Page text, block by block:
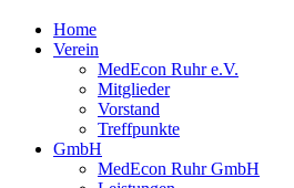
Home
Verein
MedEcon Ruhr e.V.
Mitglieder
Vorstand
Treffpunkte
GmbH
MedEcon Ruhr GmbH